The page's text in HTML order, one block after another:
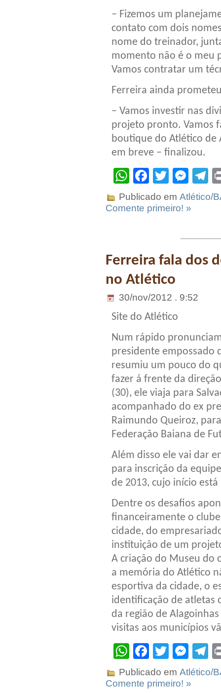
– Fizemos um
contato com dois
nome do treinador,
momento não é o meu
Vamos contratar um
Ferreira ainda
– Vamos investir nas
projeto pronto. Vamos
boutique do Atlético de
em breve – finalizou.
WhatsApp
Facebook
Twitter
Publicado em Atlético/
Comente primeiro! »
Ferreira fala dos
no Atlético
30/nov/2012 . 9:52
Site do Atlético
Num rápido
presidente empossado
resumiu um pouco do
fazer á frente da
(30), ele viaja para
acompanhado do ex
Raimundo Queiroz,
Federação Baiana de
Além disso ele vai dar
para inscrição da
de 2013, cujo início
Dentre os desafios
financeiramente o
cidade, do
instituição de um
A criação do Museu do
a memória do Atlético
esportiva da cidade, o
identificação de atletas
da região de
visitas aos municípios
WhatsApp
Facebook
Twitter
Publicado em Atlético/
Comente primeiro! »